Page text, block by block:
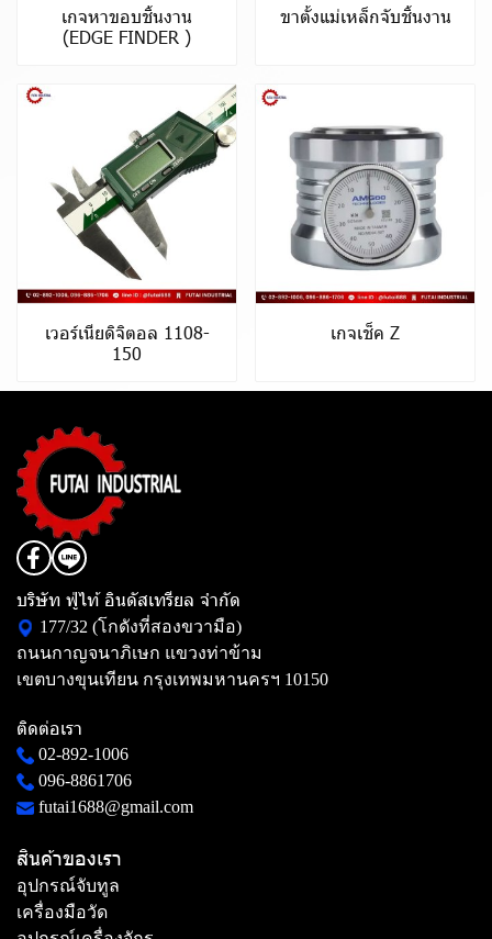
เกจหาขอบชิ้นงาน
(EDGE FINDER )
ขาตั้งแม่เหล็กจับชิ้นงาน
เวอร์เนียดิจิตอล 1108-
150
เกจเช็ค Z
บริษัท ฟู่ไท้ อินดัสเทรียล จำกัด
177/32 (โกดังที่สองขวามือ)
ถนนกาญจนาภิเษก แขวงท่าข้าม
เขตบางขุนเทียน กรุงเทพมหานครฯ 10150
ติดต่อเรา
02-892-1006
096-8861706
futai1688@gmail.com
สินค้าของเรา
อุปกรณ์จับทูล
เครื่องมือวัด